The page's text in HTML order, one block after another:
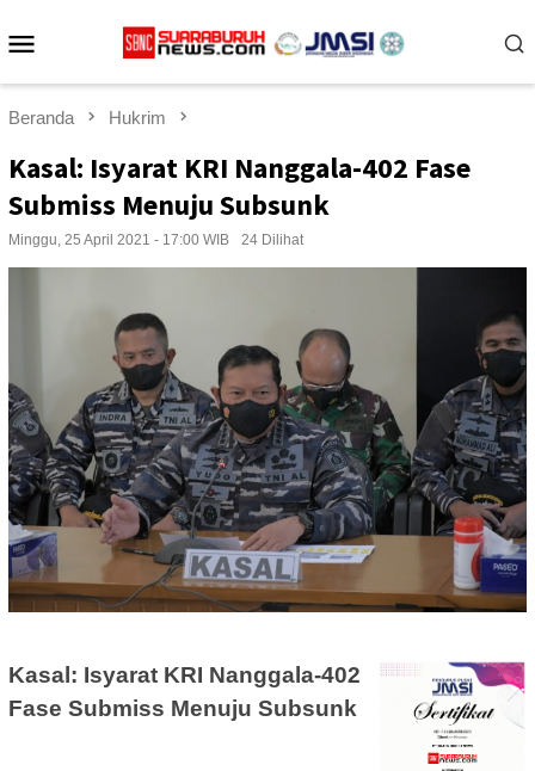
ke
Beranda Hukrim
Kasal: Isyarat KRI Nanggala-402 Fase
Submiss Menuju Subsunk
Minggu, 25 April 2021 - 17:00 WIB 24 Dilihat
Kasal: Isyarat KRI Nanggala-402
Fase Submiss Menuju Subsunk